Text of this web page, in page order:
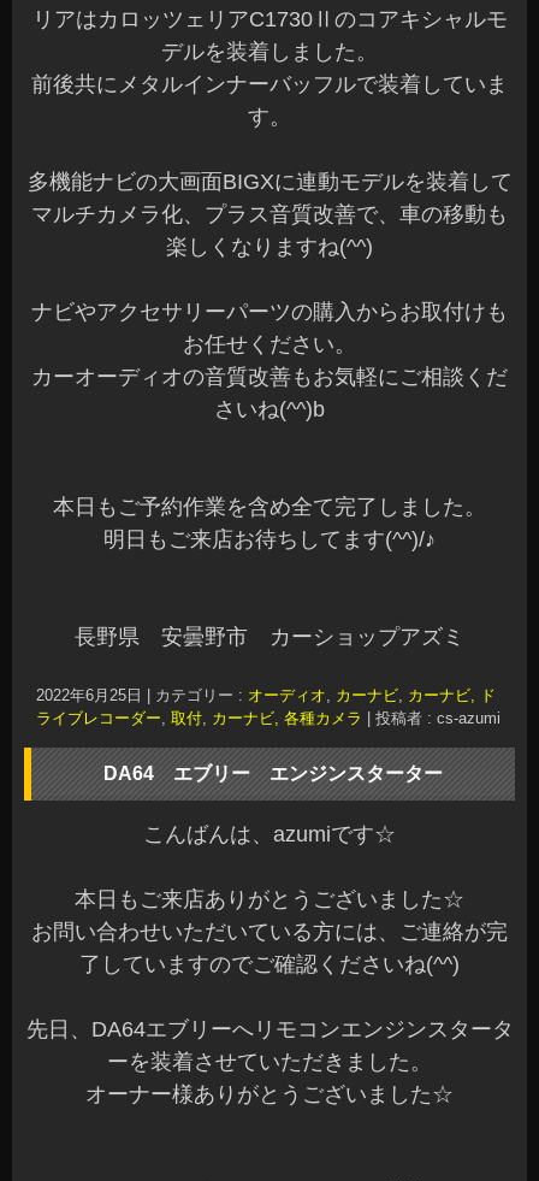
リアはカロッツェリアC1730Ⅱのコアキシャルモ
デルを装着しました。
前後共にメタルインナーバッフルで装着していま
す。
多機能ナビの大画面BIGXに連動モデルを装着して
マルチカメラ化、プラス音質改善で、車の移動も
楽しくなりますね(^^)
ナビやアクセサリーパーツの購入からお取付けも
お任せください。
カーオーディオの音質改善もお気軽にご相談くだ
さいね(^^)b
本日もご予約作業を含め全て完了しました。
明日もご来店お待ちしてます(^^)/♪
長野県 安曇野市 カーショップアズミ
2022年6月25日 カテゴリー : オーディオ, カーナビ, カーナビ, ド
ライブレコーダー, 取付, カーナビ, 各種カメラ 投稿者 : cs-azumi
DA64 エブリー エンジンスターター
こんばんは、azumiです☆
本日もご来店ありがとうございました☆
お問い合わせいただいている方には、ご連絡が完
了していますのでご確認くださいね(^^)
先日、DA64エブリーへリモコンエンジンスタータ
ーを装着させていただきました。
オーナー様ありがとうございました☆